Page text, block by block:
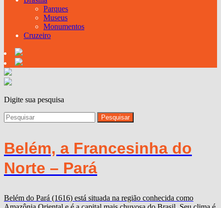
Parques
Museus
Monumentos
Cruzeiro
Digite sua pesquisa
Belém, a Francesinha do
Norte – Pará
Belém do Pará (1616) está situada na região conhecida como